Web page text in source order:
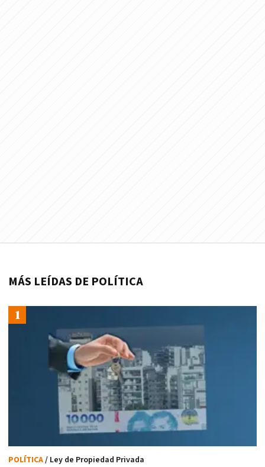
MÁS LEÍDAS DE POLÍTICA
POLÍTICA/ Ley de Propiedad Privada